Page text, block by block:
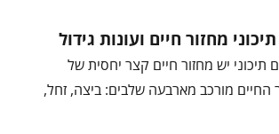
מחזור חיים ועונות גידול
תיכוני יש מחזור חיים קצר יחסית של
החיים מורכב מארבעה שלבים: ביצה, זחל,